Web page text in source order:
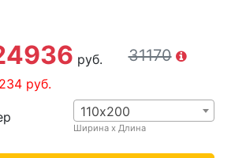
руб. 31170
руб.
110х200
Ширина х Длина